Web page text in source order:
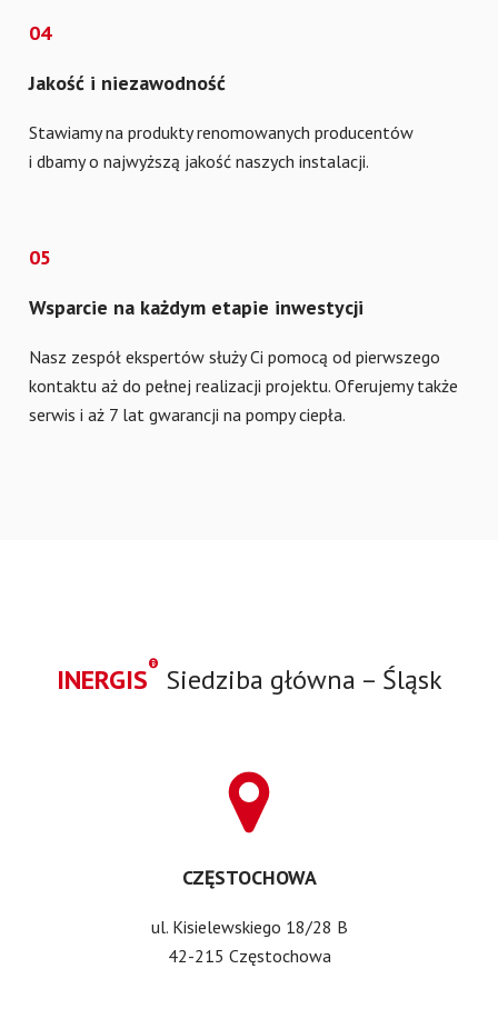
04
Jakość i niezawodność
Stawiamy na produkty renomowanych producentów
i dbamy o najwyższą jakość naszych instalacji.
05
Wsparcie na każdym etapie inwestycji
Nasz zespół ekspertów służy Ci pomocą od pierwszego
kontaktu aż do pełnej realizacji projektu. Oferujemy także
serwis i aż 7 lat gwarancji na pompy ciepła.
INERGIS® Siedziba główna – Śląsk
CZĘSTOCHOWA
ul. Kisielewskiego 18/28 B
42-215 Częstochowa